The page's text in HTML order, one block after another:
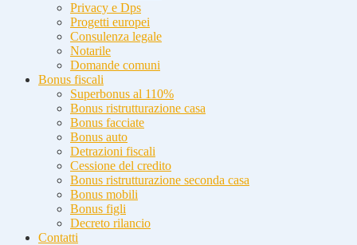
Privacy e Dps
Progetti europei
Consulenza legale
Notarile
Domande comuni
Bonus fiscali
Superbonus al 110%
Bonus ristrutturazione casa
Bonus facciate
Bonus auto
Detrazioni fiscali
Cessione del credito
Bonus ristrutturazione seconda casa
Bonus mobili
Bonus figli
Decreto rilancio
Contatti